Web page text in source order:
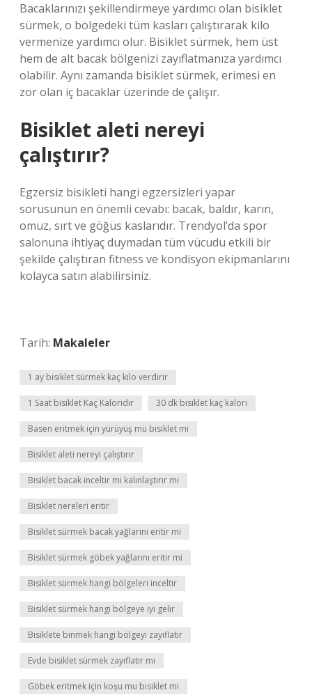
Bacaklarınızı şekillendirmeye yardımcı olan bisiklet
sürmek, o bölgedeki tüm kasları çalıştırarak kilo
vermenize yardımcı olur. Bisiklet sürmek, hem üst
hem de alt bacak bölgenizi zayıflatmanıza yardımcı
olabilir. Aynı zamanda bisiklet sürmek, erimesi en
zor olan iç bacaklar üzerinde de çalışır.
Bisiklet aleti nereyi
çalıştırır?
Egzersiz bisikleti hangi egzersizleri yapar
sorusunun en önemli cevabı: bacak, baldır, karın,
omuz, sırt ve göğüs kaslarıdır. Trendyol’da spor
salonuna ihtiyaç duymadan tüm vücudu etkili bir
şekilde çalıştıran fitness ve kondisyon ekipmanlarını
kolayca satın alabilirsiniz.
Tarih: Makaleler
1 ay bisiklet sürmek kaç kilo verdirir
1 Saat bisiklet Kaç Kaloridir 30 dk bisiklet kaç kalori
Basen eritmek için yürüyüş mü bisiklet mi
Bisiklet aleti nereyi çalıştırır
Bisiklet bacak inceltir mi kalınlaştırır mı
Bisiklet nereleri eritir
Bisiklet sürmek bacak yağlarını eritir mi
Bisiklet sürmek göbek yağlarını eritir mi
Bisiklet sürmek hangi bölgeleri inceltir
Bisiklet sürmek hangi bölgeye iyi gelir
Bisiklete binmek hangi bölgeyi zayıflatır
Evde bisiklet sürmek zayıflatır mı
Göbek eritmek için koşu mu bisiklet mi